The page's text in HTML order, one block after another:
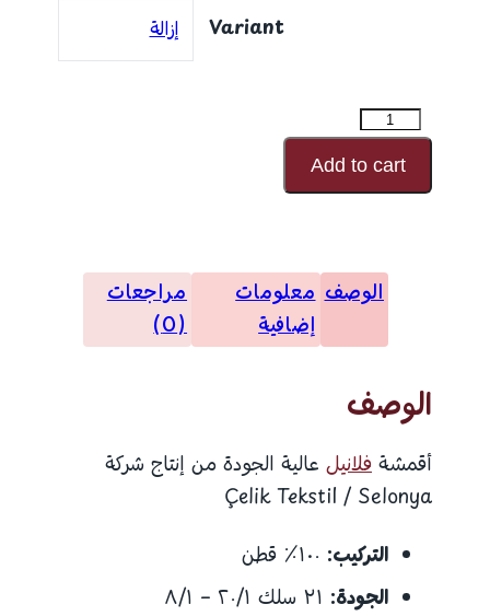
Variant إزالة
كمية
فلانيل
كود
Add to cart
الوصف معلومات
إضافية
مراجعات
(0)
الوصف
أقمشة فلانيل عالية الجودة من إنتاج شركة
Çelik Tekstil / Selonya
التركيب:
الجودة: